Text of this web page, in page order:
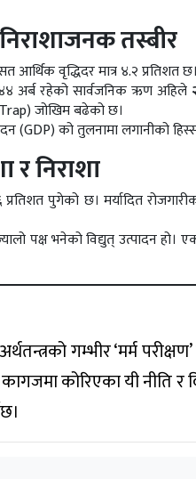
तस्बीर
वृद्धिदर मात्र ४.२ प्रतिशत छ।
अर्ब रहेको सार्वजनिक ऋण अहिले
जोखिम बढेको छ।
(GDP) को तुलनामा लगानीको
र निराशा
पुगेको छ। मर्यादित
पक्ष भनेको विद्युत् उत्पादन
गम्भीर ‘मर्म
कोरिएका यी